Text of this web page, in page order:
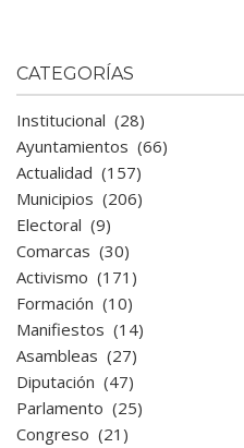
CATEGORÍAS
Institucional (28)
Ayuntamientos (66)
Actualidad (157)
Municipios (206)
Electoral (9)
Comarcas (30)
Activismo (171)
Formación (10)
Manifiestos (14)
Asambleas (27)
Diputación (47)
Parlamento (25)
Congreso (21)